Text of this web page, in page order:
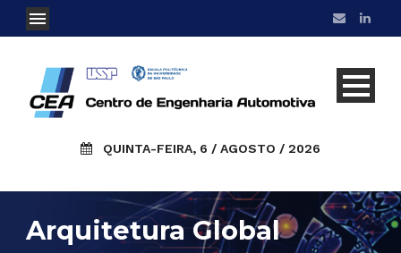
QUINTA-FEIRA, 6 / AGOSTO / 2026
Arquitetura Global